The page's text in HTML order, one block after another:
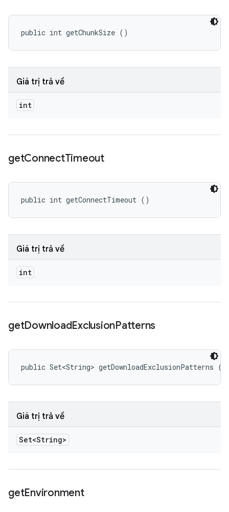
public int getChunkSize ()
Giá trị trả về
int
getConnectTimeout
public int getConnectTimeout ()
Giá trị trả về
int
getDownloadExclusionPatterns
public Set<String> getDownloadExclusionPatterns ()
Giá trị trả về
Set<String>
getEnvironment